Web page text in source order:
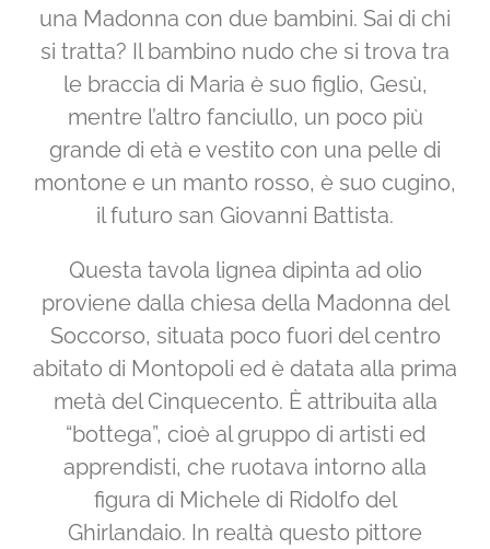
una Madonna con due bambini. Sai di chi
si tratta? Il bambino nudo che si trova tra
le braccia di Maria è suo figlio, Gesù,
mentre l’altro fanciullo, un poco più
grande di età e vestito con una pelle di
montone e un manto rosso, è suo cugino,
il futuro san Giovanni Battista.
Questa tavola lignea dipinta ad olio
proviene dalla chiesa della Madonna del
Soccorso, situata poco fuori del centro
abitato di Montopoli ed è datata alla prima
metà del Cinquecento. È attribuita alla
“bottega”, cioè al gruppo di artisti ed
apprendisti, che ruotava intorno alla
figura di Michele di Ridolfo del
Ghirlandaio. In realtà questo pittore